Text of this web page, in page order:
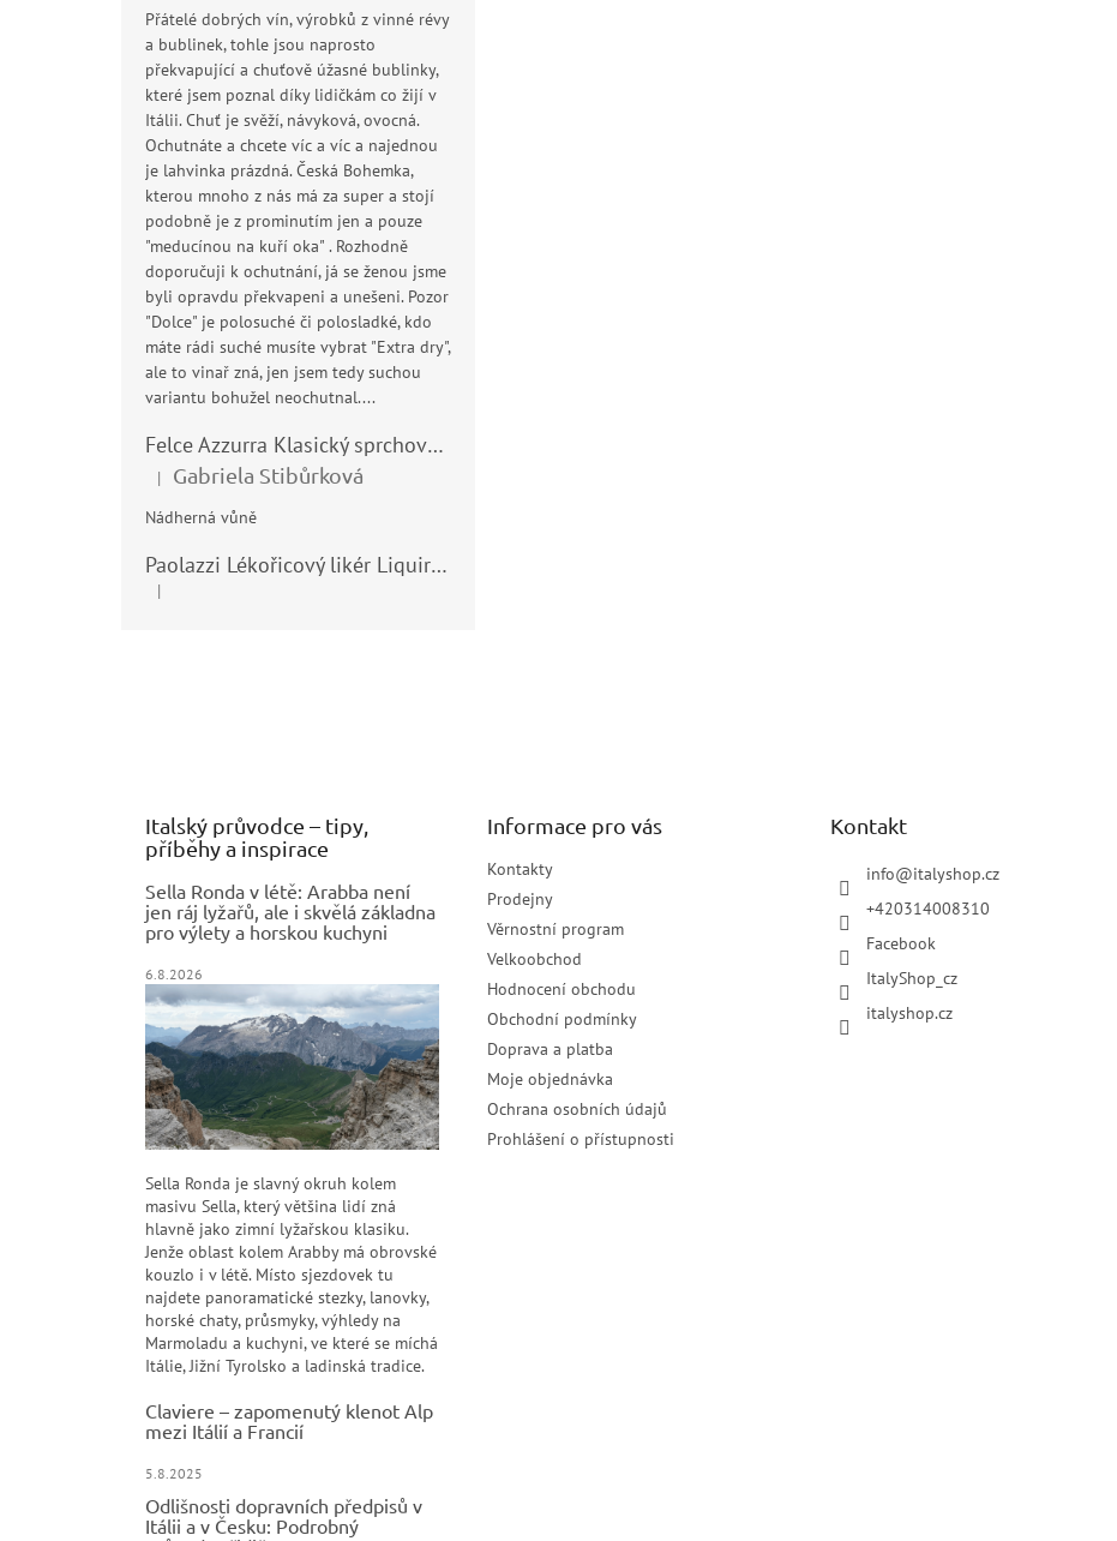
Přátelé dobrých vín, výrobků z vinné révy
a bublinek, tohle jsou naprosto
překvapující a chuťově úžasné bublinky,
které jsem poznal díky lidičkám co žijí v
Itálii. Chuť je svěží, návyková, ovocná.
Ochutnáte a chcete víc a víc a najednou
je lahvinka prázdná. Česká Bohemka,
kterou mnoho z nás má za super a stojí
podobně je z prominutím jen a pouze
"meducínou na kuří oka" . Rozhodně
doporučuji k ochutnání, já se ženou jsme
byli opravdu překvapeni a unešeni. Pozor
"Dolce" je polosuché či polosladké, kdo
máte rádi suché musíte vybrat "Extra dry",
ale to vinař zná, jen jsem tedy suchou
variantu bohužel neochutnal....
Felce Azzurra Klasický sprchový gel - doccia gel 400ml
Hodnocení produktu je 5 z 5 hvězdiček.
| Gabriela Stibůrková
Nádherná vůně
Paolazzi Lékořicový likér Liquirizia 24% 0,7L
Hodnocení produktu je 5 z 5 hvězdiček.
|
Italský průvodce – tipy,
příběhy a inspirace
Sella Ronda v létě: Arabba není
jen ráj lyžařů, ale i skvělá základna
pro výlety a horskou kuchyni
6.8.2026
Sella Ronda je slavný okruh kolem
masivu Sella, který většina lidí zná
hlavně jako zimní lyžařskou klasiku.
Jenže oblast kolem Arabby má obrovské
kouzlo i v létě. Místo sjezdovek tu
najdete panoramatické stezky, lanovky,
horské chaty, průsmyky, výhledy na
Marmoladu a kuchyni, ve které se míchá
Itálie, Jižní Tyrolsko a ladinská tradice.
Claviere – zapomenutý klenot Alp
mezi Itálií a Francií
5.8.2025
Odlišnosti dopravních předpisů v
Itálii a v Česku: Podrobný
Informace pro vás
Kontakty
Prodejny
Věrnostní program
Velkoobchod
Hodnocení obchodu
Obchodní podmínky
Doprava a platba
Moje objednávka
Ochrana osobních údajů
Prohlášení o přístupnosti
Kontakt
info@italyshop.cz
+420314008310
Facebook
ItalyShop_cz
italyshop.cz